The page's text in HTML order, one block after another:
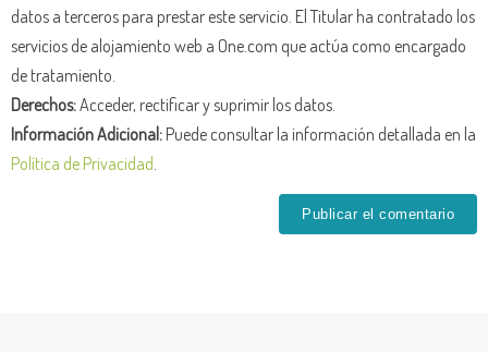
datos a terceros para prestar este servicio. El Titular ha contratado los
servicios de alojamiento web a One.com que actúa como encargado
de tratamiento.
Derechos:Acceder, rectificar y suprimir los datos.
Información Adicional:Puede consultar la información detallada en la
Política de Privacidad.